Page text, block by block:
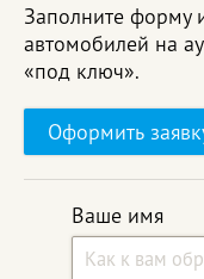
Заполните форму
автомобилей на
«под ключ».
Ваше имя
Оформить